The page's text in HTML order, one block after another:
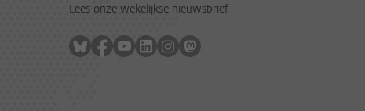
Lees onze wekelijkse nieuwsbrief
Volg ons op bluesky
Volg ons op facebook
Volg ons op youtube
Volg ons op linkedin
Volg ons op instagram
Volg ons op mastodon